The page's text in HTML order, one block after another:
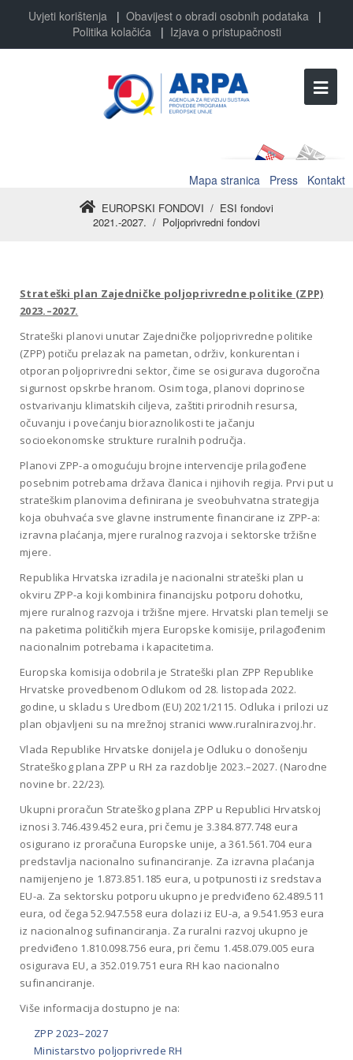
Uvjeti korištenja | Obavijest o obradi osobnih podataka |
Politika kolačića| Izjava o pristupačnosti
Mapa stranica Press Kontakt
EUROPSKI FONDOVI / ESI fondovi
2021.-2027. / Poljoprivredni fondovi
Strateški plan Zajedničke poljoprivredne politike (ZPP)
2023.–2027.
Strateški planovi unutar Zajedničke poljoprivredne politike
(ZPP) potiču prelazak na pametan, održiv, konkurentan i
otporan poljoprivredni sektor, čime se osigurava dugoročna
sigurnost opskrbe hranom. Osim toga, planovi doprinose
ostvarivanju klimatskih ciljeva, zaštiti prirodnih resursa,
očuvanju i povećanju bioraznolikosti te jačanju
socioekonomske strukture ruralnih područja.
Planovi ZPP-a omogućuju brojne intervencije prilagođene
posebnim potrebama država članica i njihovih regija. Prvi put u
strateškim planovima definirana je sveobuhvatna strategija
koja obuhvaća sve glavne instrumente financirane iz ZPP-a:
izravna plaćanja, mjere ruralnog razvoja i sektorske tržišne
mjere.
Republika Hrvatska izradila je nacionalni strateški plan u
okviru ZPP-a koji kombinira financijsku potporu dohotku,
mjere ruralnog razvoja i tržišne mjere. Hrvatski plan temelji se
na paketima političkih mjera Europske komisije, prilagođenim
nacionalnim potrebama i kapacitetima.
Europska komisija odobrila je Strateški plan ZPP Republike
Hrvatske provedbenom Odlukom od 28. listopada 2022.
godine, u skladu s Uredbom (EU) 2021/2115. Odluka i prilozi uz
plan objavljeni su na mrežnoj stranici www.ruralnirazvoj.hr.
Vlada Republike Hrvatske donijela je Odluku o donošenju
Strateškog plana ZPP u RH za razdoblje 2023.–2027. (Narodne
novine br. 22/23).
Ukupni proračun Strateškog plana ZPP u Republici Hrvatskoj
iznosi 3.746.439.452 eura, pri čemu je 3.384.877.748 eura
osigurano iz proračuna Europske unije, a 361.561.704 eura
predstavlja nacionalno sufinanciranje. Za izravna plaćanja
namijenjeno je 1.873.851.185 eura, u potpunosti iz sredstava
EU-a. Za sektorsku potporu ukupno je predviđeno 62.489.511
eura, od čega 52.947.558 eura dolazi iz EU-a, a 9.541.953 eura
iz nacionalnog sufinanciranja. Za ruralni razvoj ukupno je
predviđeno 1.810.098.756 eura, pri čemu 1.458.079.005 eura
osigurava EU, a 352.019.751 eura RH kao nacionalno
sufinanciranje.
Više informacija dostupno je na:
ZPP 2023–2027
Ministarstvo poljoprivrede RH